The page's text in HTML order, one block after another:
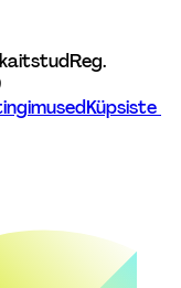
kaitstudReg.
Küpsiste